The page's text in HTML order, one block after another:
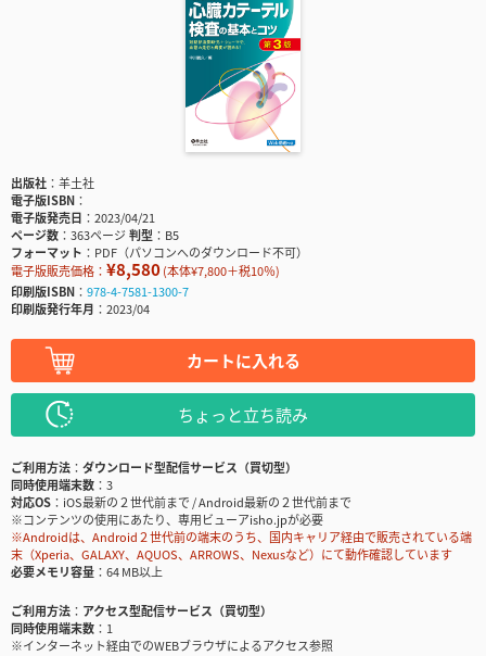
出版社
羊土社
電子版ISBN
電子版発売日
2023/04/21
ページ数
363ページ判型
B5
フォーマット
PDF（パソコンへのダウンロード不可）
電子版販売価格： ¥8,580(本体¥7,800＋税10％)
印刷版ISBN
978-4-7581-1300-7
印刷版発行年月
2023/04
カートに入れる
ちょっと立ち読み
ご利用方法
ダウンロード型配信サービス（買切型）
同時使用端末数
3
対応OS
iOS最新の２世代前まで / Android最新の２世代前まで
※コンテンツの使用にあたり、専用ビューアisho.jpが必要
※Androidは、Android２世代前の端末のうち、国内キャリア経由で販売されている端
末（Xperia、GALAXY、AQUOS、ARROWS、Nexusなど）にて動作確認しています
必要メモリ容量
64 MB以上
ご利用方法
アクセス型配信サービス（買切型）
同時使用端末数
1
※インターネット経由でのWEBブラウザによるアクセス参照